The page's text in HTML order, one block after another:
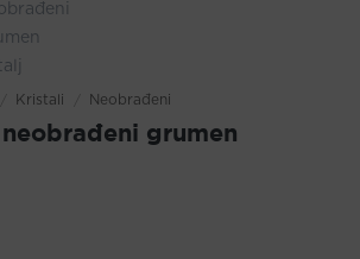
Kristali Neobrađeni
grumen